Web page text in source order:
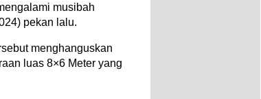
musibah
pekan lalu.
menghanguskan
luas 8×6 Meter yang